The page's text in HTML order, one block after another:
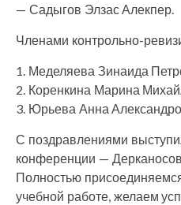
— Садыгов Элзас Алекпер.
Членами контрольно-
1. Меделяева Зинаида
2. Коренкина Марина
3. Юрьева Анна
С поздравлениями
конференции —
Полностью
учебной работе, желаем